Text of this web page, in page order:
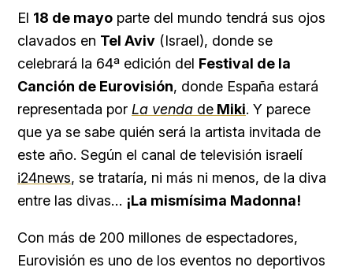
El 18 de mayo parte del mundo tendrá sus ojos
clavados en Tel Aviv (Israel), donde se
celebrará la 64ª edición del Festival de la
Canción de Eurovisión, donde España estará
representada por La venda de Miki. Y parece
que ya se sabe quién será la artista invitada de
este año. Según el canal de televisión israelí
i24news, se trataría, ni más ni menos, de la diva
entre las divas… ¡La mismísima Madonna!
Con más de 200 millones de espectadores,
Eurovisión es uno de los eventos no deportivos